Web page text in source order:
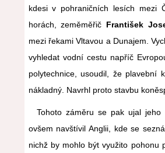
kdesi v pohraničních lesích mezi
horách, zeměměřič František
mezi řekami Vltavou a Dunajem.
vyhledat vodní cestu napříč
polytechnice, usoudil, že plavební
nákladný. Navrhl proto stavbu
Tohoto záměru se pak ujal jeho
ovšem navštívil Anglii, kde se
nichž by mohlo být využito pohonu